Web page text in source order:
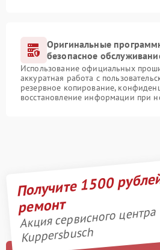
Оригинальные
безопасное
Использование официальных
аккуратная работа с
резервное копирование,
восстановление информации при
Получите 1500
ремонт
Акция сервисного центра
Kuppersbusch